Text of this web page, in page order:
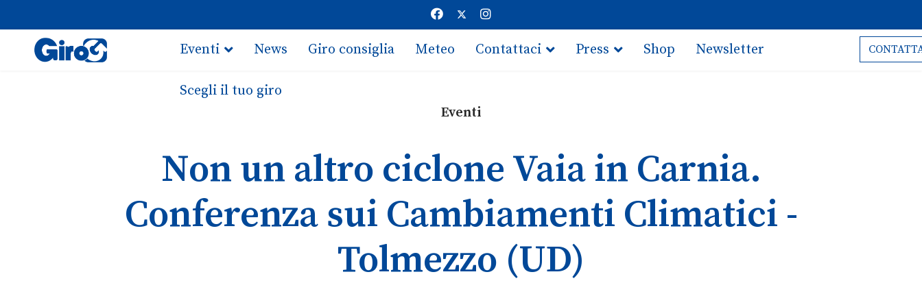
Eventi News Giro consiglia Meteo Contattaci Press Shop Newsletter
Scegli il tuo giro
Eventi
Non un altro ciclone Vaia in Carnia.
Conferenza sui Cambiamenti Climatici -
Tolmezzo (UD)